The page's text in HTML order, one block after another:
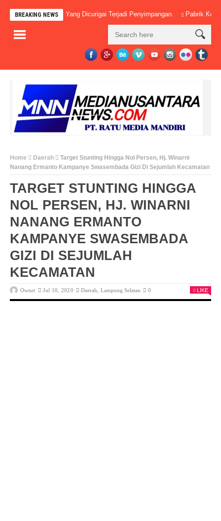
BREAKING NEWS
Pos-Pos Yang Dicurigai Terjadi Penyimpangan. Pabrik Kelapa
Home Daerah
Target Stunting Hingga Nol Persen, Hj. Winarni
Nanang Ermanto Kampanye Swasembada Gizi Di Sejumlah Kecamatan
TARGET STUNTING HINGGA
NOL PERSEN, HJ. WINARNI
NANANG ERMANTO
KAMPANYE SWASEMBADA
GIZI DI SEJUMLAH
KECAMATAN
Owner Jul 10, 2020 Daerah Lampung Selatan 0 LIKE